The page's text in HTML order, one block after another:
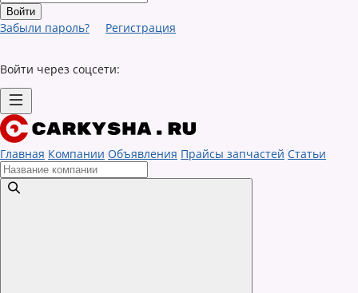
Забыли пароль? Регистрация
Войти через соцсети:
Главная Компании Объявления Прайсы запчастей Статьи